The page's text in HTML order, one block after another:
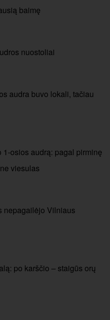
baimę
nuostoliai
audra buvo lokali, tačiau
osios audrą: pagal pirminę
viesulas
nepagailėjo Vilniaus
po karščio – staigūs orų